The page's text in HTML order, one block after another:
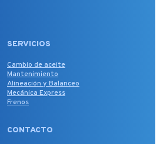
SERVICIOS
Cambio de aceite
Mantenimiento
Alineación y Balanceo
Mecánica Express
Frenos
CONTACTO